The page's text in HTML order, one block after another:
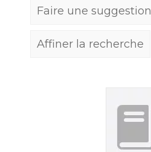
Faire une suggestion
Affiner la recherche